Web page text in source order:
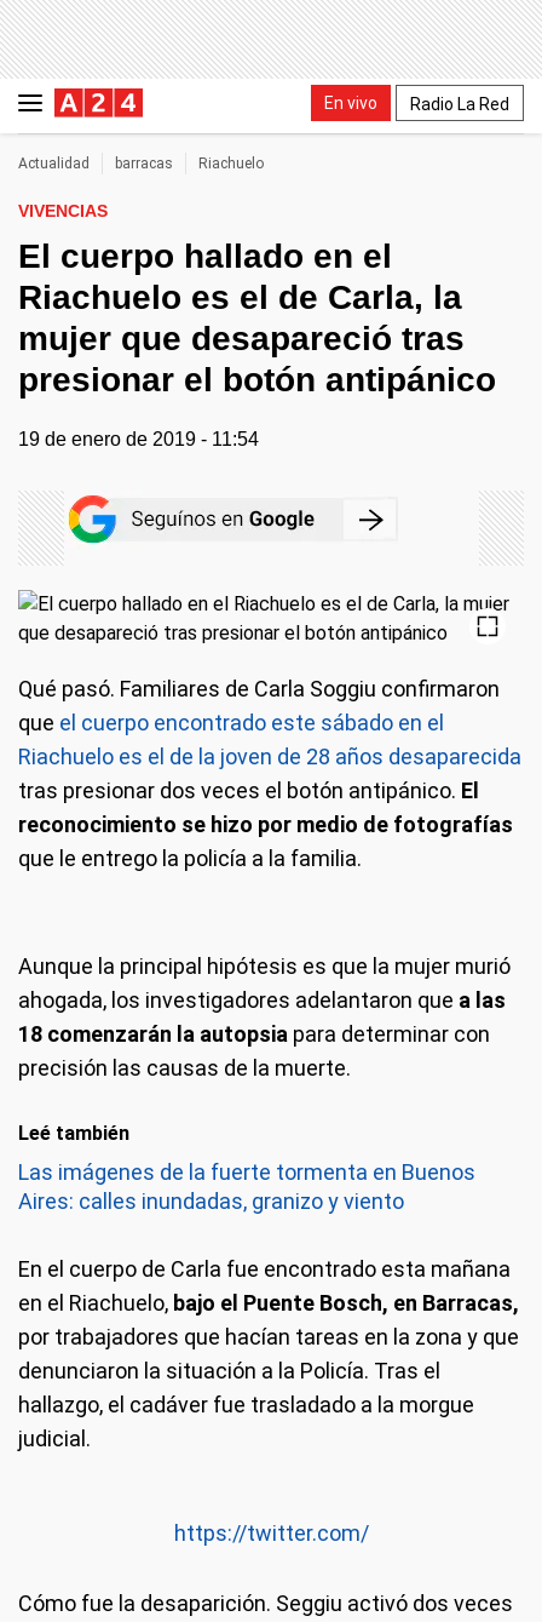
En vivo Radio La Red
Actualidad barracas Riachuelo
VIVENCIAS
El cuerpo hallado en el
Riachuelo es el de Carla, la
mujer que desapareció tras
presionar el botón antipánico
19 de enero de 2019 - 11:54
Qué pasó. Familiares de Carla Soggiu confirmaron
que el cuerpo encontrado este sábado en el
Riachuelo es el de la joven de 28 años desaparecida
tras presionar dos veces el botón antipánico. El
reconocimiento se hizo por medio de fotografías
que le entrego la policía a la familia.
Aunque la principal hipótesis es que la mujer murió
ahogada, los investigadores adelantaron que a las
18 comenzarán la autopsia para determinar con
precisión las causas de la muerte.
Leé también
Las imágenes de la fuerte tormenta en Buenos
Aires: calles inundadas, granizo y viento
En el cuerpo de Carla fue encontrado esta mañana
en el Riachuelo, bajo el Puente Bosch, en Barracas,
por trabajadores que hacían tareas en la zona y que
denunciaron la situación a la Policía. Tras el
hallazgo, el cadáver fue trasladado a la morgue
judicial.
https://twitter.com/
Cómo fue la desaparición. Seggiu activó dos veces